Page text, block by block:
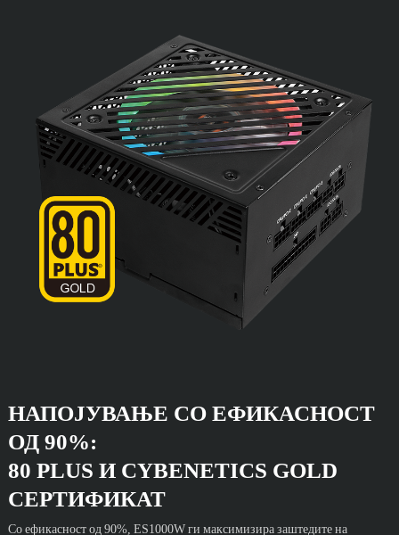
НАПОЈУВАЊЕ СО ЕФИКАСНОСТ
ОД 90%:
80 PLUS И CYBENETICS GOLD
СЕРТИФИКАТ
Со ефикасност од 90%, ES1000W ги максимизира заштедите на